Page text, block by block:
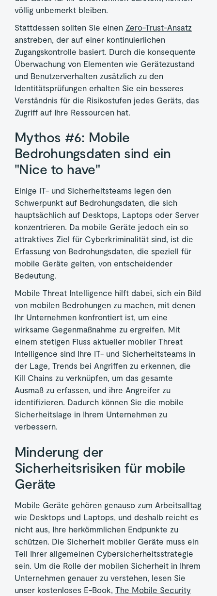
völlig unbemerkt bleiben.
Stattdessen sollten Sie einen Zero-Trust-Ansatz
anstreben, der auf einer kontinuierlichen
Zugangskontrolle basiert. Durch die konsequente
Überwachung von Elementen wie Gerätezustand
und Benutzerverhalten zusätzlich zu den
Identitätsprüfungen erhalten Sie ein besseres
Verständnis für die Risikostufen jedes Geräts, das
Zugriff auf Ihre Ressourcen hat.
Mythos #6: Mobile
Bedrohungsdaten sind ein
"Nice to have"
Einige IT- und Sicherheitsteams legen den
Schwerpunkt auf Bedrohungsdaten, die sich
hauptsächlich auf Desktops, Laptops oder Server
konzentrieren. Da mobile Geräte jedoch ein so
attraktives Ziel für Cyberkriminalität sind, ist die
Erfassung von Bedrohungsdaten, die speziell für
mobile Geräte gelten, von entscheidender
Bedeutung.
Mobile Threat Intelligence hilft dabei, sich ein Bild
von mobilen Bedrohungen zu machen, mit denen
Ihr Unternehmen konfrontiert ist, um eine
wirksame Gegenmaßnahme zu ergreifen. Mit
einem stetigen Fluss aktueller mobiler Threat
Intelligence sind Ihre IT- und Sicherheitsteams in
der Lage, Trends bei Angriffen zu erkennen, die
Kill Chains zu verknüpfen, um das gesamte
Ausmaß zu erfassen, und ihre Angreifer zu
identifizieren. Dadurch können Sie die mobile
Sicherheitslage in Ihrem Unternehmen zu
verbessern.
Minderung der
Sicherheitsrisiken für mobile
Geräte
​​Mobile Geräte gehören genauso zum Arbeitsalltag
wie Desktops und Laptops, und deshalb reicht es
nicht aus, Ihre herkömmlichen Endpunkte zu
schützen. Die Sicherheit mobiler Geräte muss ein
Teil Ihrer allgemeinen Cybersicherheitsstrategie
sein. Um die Rolle der mobilen Sicherheit in Ihrem
Unternehmen genauer zu verstehen, lesen Sie
unser kostenloses E-Book, The Mobile Security